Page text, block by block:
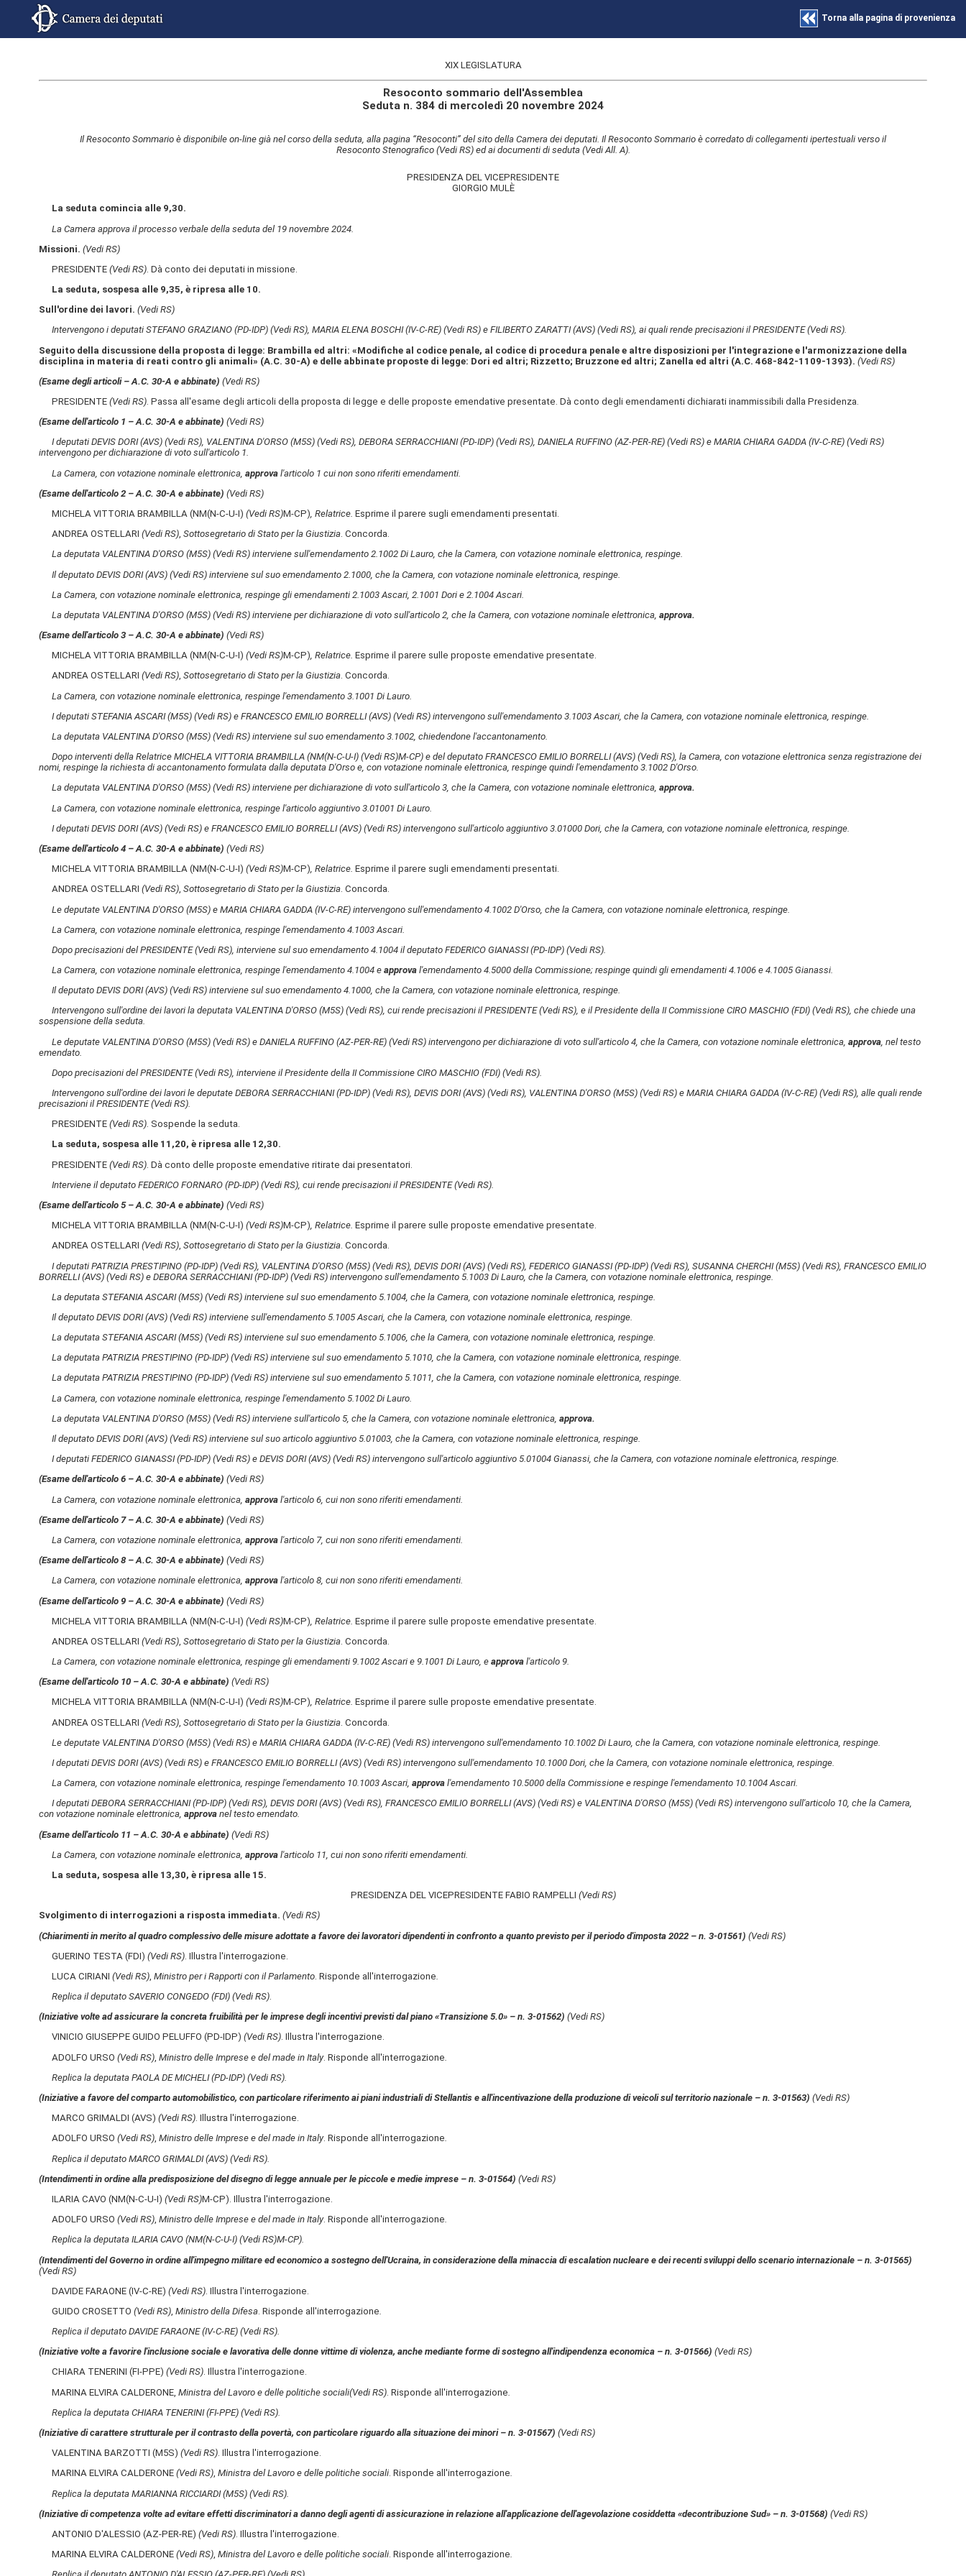
XIX LEGISLATURA
Resoconto sommario dell'Assemblea
Seduta n. 384 di mercoledì 20 novembre 2024
Il Resoconto Sommario è disponibile on-line già nel corso della seduta, alla pagina “Resoconti” del sito della Camera dei deputati. Il Resoconto Sommario è corredato di collegamenti ipertestuali verso il
Resoconto Stenografico (Vedi RS) ed ai documenti di seduta (Vedi All. A).
PRESIDENZA DEL VICEPRESIDENTE
GIORGIO MULÈ
La seduta comincia alle 9,30.
La Camera approva il processo verbale della seduta del 19 novembre 2024.
Missioni. (Vedi RS)
PRESIDENTE (Vedi RS). Dà conto dei deputati in missione.
La seduta, sospesa alle 9,35, è ripresa alle 10.
Sull'ordine dei lavori. (Vedi RS)
Intervengono i deputati STEFANO GRAZIANO (PD-IDP) (Vedi RS), MARIA ELENA BOSCHI (IV-C-RE) (Vedi RS)e FILIBERTO ZARATTI (AVS) (Vedi RS), ai quali rende precisazioni il PRESIDENTE(Vedi RS).
Seguito della discussione della proposta di legge: Brambilla ed altri: «Modifiche al codice penale, al codice di procedura penale e altre disposizioni per l'integrazione e l'armonizzazione della
disciplina in materia di reati contro gli animali» (A.C. 30-A​) e delle abbinate proposte di legge: Dori ed altri; Rizzetto; Bruzzone ed altri; Zanella ed altri (A.C. 468​-842​-1109​-1393​). (Vedi RS)
(Esame degli articoli – A.C. 30-A​ e abbinate) (Vedi RS)
PRESIDENTE (Vedi RS). Passa all'esame degli articoli della proposta di legge e delle proposte emendative presentate. Dà conto degli emendamenti dichiarati inammissibili dalla Presidenza.
(Esame dell'articolo 1 – A.C. 30-A​ e abbinate) (Vedi RS)
I deputati DEVIS DORI (AVS) (Vedi RS), VALENTINA D'ORSO (M5S) (Vedi RS), DEBORA SERRACCHIANI (PD-IDP) (Vedi RS), DANIELA RUFFINO (AZ-PER-RE) (Vedi RS)e MARIA CHIARA GADDA (IV-C-RE) (Vedi RS)
intervengono per dichiarazione di voto sull'articolo 1.
La Camera, con votazione nominale elettronica, approval'articolo 1 cui non sono riferiti emendamenti.
(Esame dell'articolo 2 – A.C. 30-A​ e abbinate) (Vedi RS)
MICHELA VITTORIA BRAMBILLA (NM(N-C-U-I) (Vedi RS)M-CP) , Relatrice. Esprime il parere sugli emendamenti presentati.
ANDREA OSTELLARI (Vedi RS), Sottosegretario di Stato per la Giustizia. Concorda.
La deputata VALENTINA D'ORSO (M5S) (Vedi RS)interviene sull'emendamento 2.1002 Di Lauro, che la Camera, con votazione nominale elettronica, respinge.
Il deputato DEVIS DORI (AVS) (Vedi RS)interviene sul suo emendamento 2.1000, che la Camera, con votazione nominale elettronica, respinge.
La Camera, con votazione nominale elettronica, respinge gli emendamenti 2.1003 Ascari, 2.1001 Dori e 2.1004 Ascari.
La deputata VALENTINA D'ORSO (M5S) (Vedi RS)interviene per dichiarazione di voto sull'articolo 2, che la Camera, con votazione nominale elettronica, approva.
(Esame dell'articolo 3 – A.C. 30-A​ e abbinate) (Vedi RS)
MICHELA VITTORIA BRAMBILLA (NM(N-C-U-I) (Vedi RS)M-CP), Relatrice. Esprime il parere sulle proposte emendative presentate.
ANDREA OSTELLARI (Vedi RS), Sottosegretario di Stato per la Giustizia. Concorda.
La Camera, con votazione nominale elettronica, respinge l'emendamento 3.1001 Di Lauro.
I deputati STEFANIA ASCARI (M5S) (Vedi RS)e FRANCESCO EMILIO BORRELLI (AVS) (Vedi RS)intervengono sull'emendamento 3.1003 Ascari, che la Camera, con votazione nominale elettronica, respinge.
La deputata VALENTINA D'ORSO (M5S) (Vedi RS)interviene sul suo emendamento 3.1002, chiedendone l'accantonamento.
Dopo interventi della Relatrice MICHELA VITTORIA BRAMBILLA (NM(N-C-U-I) (Vedi RS)M-CP) e del deputato FRANCESCO EMILIO BORRELLI (AVS) (Vedi RS), la Camera, con votazione elettronica senza registrazione dei
nomi, respinge la richiesta di accantonamento formulata dalla deputata D'Orso e, con votazione nominale elettronica, respinge quindi l'emendamento 3.1002 D'Orso.
La deputata VALENTINA D'ORSO (M5S) (Vedi RS)interviene per dichiarazione di voto sull'articolo 3, che la Camera, con votazione nominale elettronica, approva.
La Camera, con votazione nominale elettronica, respinge l'articolo aggiuntivo 3.01001 Di Lauro.
I deputati DEVIS DORI (AVS) (Vedi RS)e FRANCESCO EMILIO BORRELLI (AVS) (Vedi RS)intervengono sull'articolo aggiuntivo 3.01000 Dori, che la Camera, con votazione nominale elettronica, respinge.
(Esame dell'articolo 4 – A.C. 30-A​ e abbinate) (Vedi RS)
MICHELA VITTORIA BRAMBILLA (NM(N-C-U-I) (Vedi RS)M-CP), Relatrice. Esprime il parere sugli emendamenti presentati.
ANDREA OSTELLARI (Vedi RS), Sottosegretario di Stato per la Giustizia. Concorda.
Le deputate VALENTINA D'ORSO (M5S) e MARIA CHIARA GADDA (IV-C-RE) intervengono sull'emendamento 4.1002 D'Orso, che la Camera, con votazione nominale elettronica, respinge.
La Camera, con votazione nominale elettronica, respinge l'emendamento 4.1003 Ascari.
Dopo precisazioni del PRESIDENTE(Vedi RS), interviene sul suo emendamento 4.1004 il deputato FEDERICO GIANASSI (PD-IDP) (Vedi RS).
La Camera, con votazione nominale elettronica, respinge l'emendamento 4.1004 e approval'emendamento 4.5000 della Commissione; respinge quindi gli emendamenti 4.1006 e 4.1005 Gianassi.
Il deputato DEVIS DORI (AVS) (Vedi RS)interviene sul suo emendamento 4.1000, che la Camera, con votazione nominale elettronica, respinge.
Intervengono sull'ordine dei lavori la deputata VALENTINA D'ORSO (M5S) (Vedi RS), cui rende precisazioni il PRESIDENTE(Vedi RS), e il Presidente della II Commissione CIRO MASCHIO (FDI) (Vedi RS), che chiede una
sospensione della seduta.
Le deputate VALENTINA D'ORSO (M5S) (Vedi RS)e DANIELA RUFFINO (AZ-PER-RE) (Vedi RS)intervengono per dichiarazione di voto sull'articolo 4, che la Camera, con votazione nominale elettronica, approva, nel testo
emendato.
Dopo precisazioni del PRESIDENTE(Vedi RS), interviene il Presidente della II Commissione CIRO MASCHIO (FDI) (Vedi RS).
Intervengono sull'ordine dei lavori le deputate DEBORA SERRACCHIANI (PD-IDP) (Vedi RS), DEVIS DORI (AVS) (Vedi RS), VALENTINA D'ORSO (M5S) (Vedi RS)e MARIA CHIARA GADDA (IV-C-RE) (Vedi RS), alle quali rende
precisazioni il PRESIDENTE(Vedi RS).
PRESIDENTE (Vedi RS). Sospende la seduta.
La seduta, sospesa alle 11,20, è ripresa alle 12,30.
PRESIDENTE (Vedi RS). Dà conto delle proposte emendative ritirate dai presentatori.
Interviene il deputato FEDERICO FORNARO (PD-IDP) (Vedi RS), cui rende precisazioni il PRESIDENTE(Vedi RS).
(Esame dell'articolo 5 – A.C. 30-A​ e abbinate) (Vedi RS)
MICHELA VITTORIA BRAMBILLA (NM(N-C-U-I) (Vedi RS)M-CP), Relatrice. Esprime il parere sulle proposte emendative presentate.
ANDREA OSTELLARI (Vedi RS), Sottosegretario di Stato per la Giustizia. Concorda.
I deputati PATRIZIA PRESTIPINO (PD-IDP) (Vedi RS), VALENTINA D'ORSO (M5S) (Vedi RS), DEVIS DORI (AVS) (Vedi RS), FEDERICO GIANASSI (PD-IDP) (Vedi RS), SUSANNA CHERCHI (M5S) (Vedi RS), FRANCESCO EMILIO
BORRELLI (AVS) (Vedi RS)e DEBORA SERRACCHIANI (PD-IDP) (Vedi RS)intervengono sull'emendamento 5.1003 Di Lauro, che la Camera, con votazione nominale elettronica, respinge.
La deputata STEFANIA ASCARI (M5S) (Vedi RS)interviene sul suo emendamento 5.1004, che la Camera, con votazione nominale elettronica, respinge.
Il deputato DEVIS DORI (AVS) (Vedi RS)interviene sull'emendamento 5.1005 Ascari, che la Camera, con votazione nominale elettronica, respinge.
La deputata STEFANIA ASCARI (M5S) (Vedi RS)interviene sul suo emendamento 5.1006, che la Camera, con votazione nominale elettronica, respinge.
La deputata PATRIZIA PRESTIPINO (PD-IDP) (Vedi RS)interviene sul suo emendamento 5.1010, che la Camera, con votazione nominale elettronica, respinge.
La deputata PATRIZIA PRESTIPINO (PD-IDP) (Vedi RS)interviene sul suo emendamento 5.1011, che la Camera, con votazione nominale elettronica, respinge.
La Camera, con votazione nominale elettronica, respinge l'emendamento 5.1002 Di Lauro.
La deputata VALENTINA D'ORSO (M5S) (Vedi RS)interviene sull'articolo 5, che la Camera, con votazione nominale elettronica, approva.
Il deputato DEVIS DORI (AVS) (Vedi RS)interviene sul suo articolo aggiuntivo 5.01003, che la Camera, con votazione nominale elettronica, respinge.
I deputati FEDERICO GIANASSI (PD-IDP) (Vedi RS)e DEVIS DORI (AVS) (Vedi RS)intervengono sull'articolo aggiuntivo 5.01004 Gianassi, che la Camera, con votazione nominale elettronica, respinge.
(Esame dell'articolo 6 – A.C. 30-A​ e abbinate) (Vedi RS)
La Camera, con votazione nominale elettronica, approval'articolo 6, cui non sono riferiti emendamenti.
(Esame dell'articolo 7 – A.C. 30-A​ e abbinate) (Vedi RS)
La Camera, con votazione nominale elettronica, approval'articolo 7, cui non sono riferiti emendamenti.
(Esame dell'articolo 8 – A.C. 30-A​ e abbinate) (Vedi RS)
La Camera, con votazione nominale elettronica, approval'articolo 8, cui non sono riferiti emendamenti.
(Esame dell'articolo 9 – A.C. 30-A​ e abbinate) (Vedi RS)
MICHELA VITTORIA BRAMBILLA (NM(N-C-U-I) (Vedi RS)M-CP) , Relatrice. Esprime il parere sulle proposte emendative presentate.
ANDREA OSTELLARI (Vedi RS), Sottosegretario di Stato per la Giustizia . Concorda.
La Camera, con votazione nominale elettronica, respinge gli emendamenti 9.1002 Ascari e 9.1001 Di Lauro, e approval'articolo 9.
(Esame dell'articolo 10 – A.C. 30-A​ e abbinate) (Vedi RS)
MICHELA VITTORIA BRAMBILLA (NM(N-C-U-I) (Vedi RS)M-CP), Relatrice. Esprime il parere sulle proposte emendative presentate.
ANDREA OSTELLARI (Vedi RS), Sottosegretario di Stato per la Giustizia . Concorda.
Le deputate VALENTINA D'ORSO (M5S) (Vedi RS)e MARIA CHIARA GADDA (IV-C-RE) (Vedi RS)intervengono sull'emendamento 10.1002 Di Lauro, che la Camera, con votazione nominale elettronica, respinge.
I deputati DEVIS DORI (AVS) (Vedi RS)e FRANCESCO EMILIO BORRELLI (AVS) (Vedi RS)intervengono sull'emendamento 10.1000 Dori, che la Camera, con votazione nominale elettronica, respinge.
La Camera, con votazione nominale elettronica, respinge l'emendamento 10.1003 Ascari, approval'emendamento 10.5000 della Commissione e respinge l'emendamento 10.1004 Ascari.
I deputati DEBORA SERRACCHIANI (PD-IDP) (Vedi RS), DEVIS DORI (AVS) (Vedi RS), FRANCESCO EMILIO BORRELLI (AVS) (Vedi RS)e VALENTINA D'ORSO (M5S) (Vedi RS)intervengono sull'articolo 10, che la Camera,
con votazione nominale elettronica, approvanel testo emendato.
(Esame dell'articolo 11 – A.C. 30-A​ e abbinate) (Vedi RS)
La Camera, con votazione nominale elettronica, approval'articolo 11, cui non sono riferiti emendamenti.
La seduta, sospesa alle 13,30, è ripresa alle 15.
PRESIDENZA DEL VICEPRESIDENTE FABIO RAMPELLI (Vedi RS)
Svolgimento di interrogazioni a risposta immediata. (Vedi RS)
(Chiarimenti in merito al quadro complessivo delle misure adottate a favore dei lavoratori dipendenti in confronto a quanto previsto per il periodo d'imposta 2022 – n. 3-01561) (Vedi RS)
GUERINO TESTA (FDI) (Vedi RS). Illustra l'interrogazione.
LUCA CIRIANI (Vedi RS), Ministro per i Rapporti con il Parlamento. Risponde all'interrogazione
Replica il deputato SAVERIO CONGEDO (FDI) (Vedi RS).
(Iniziative volte ad assicurare la concreta fruibilità per le imprese degli incentivi previsti dal piano «Transizione 5.0» – n. 3-01562) (Vedi RS)
VINICIO GIUSEPPE GUIDO PELUFFO (PD-IDP) (Vedi RS). Illustra l'interrogazione.
ADOLFO URSO (Vedi RS), Ministro delle Imprese e del made in Italy. Risponde all'interrogazione
Replica la deputata PAOLA DE MICHELI (PD-IDP) (Vedi RS).
(Iniziative a favore del comparto automobilistico, con particolare riferimento ai piani industriali di Stellantis e all'incentivazione della produzione di veicoli sul territorio nazionale – n. 3-01563) (Vedi RS)
MARCO GRIMALDI (AVS) (Vedi RS). Illustra l'interrogazione.
ADOLFO URSO (Vedi RS), Ministro delle Imprese e del made in Italy. Risponde all'interrogazione.
Replica il deputato MARCO GRIMALDI (AVS) (Vedi RS).
(Intendimenti in ordine alla predisposizione del disegno di legge annuale per le piccole e medie imprese – n. 3-01564) (Vedi RS)
ILARIA CAVO (NM(N-C-U-I) (Vedi RS)M-CP). Illustra l'interrogazione.
ADOLFO URSO (Vedi RS), Ministro delle Imprese e del made in Italy. Risponde all'interrogazione.
Replica la deputata ILARIA CAVO (NM(N-C-U-I) (Vedi RS)M-CP).
(Intendimenti del Governo in ordine all'impegno militare ed economico a sostegno dell'Ucraina, in considerazione della minaccia di escalation nucleare e dei recenti sviluppi dello scenario internazionale – n. 3-01565)
(Vedi RS)
DAVIDE FARAONE (IV-C-RE) (Vedi RS). Illustra l'interrogazione.
GUIDO CROSETTO (Vedi RS), Ministro della Difesa . Risponde all'interrogazione
Replica il deputato DAVIDE FARAONE (IV-C-RE) (Vedi RS).
(Iniziative volte a favorire l'inclusione sociale e lavorativa delle donne vittime di violenza, anche mediante forme di sostegno all'indipendenza economica – n. 3-01566) (Vedi RS)
CHIARA TENERINI (FI-PPE) (Vedi RS). Illustra l'interrogazione.
MARINA ELVIRA CALDERONE, Ministra del Lavoro e delle politiche sociali(Vedi RS). Risponde all'interrogazione
Replica la deputata CHIARA TENERINI (FI-PPE) (Vedi RS).
(Iniziative di carattere strutturale per il contrasto della povertà, con particolare riguardo alla situazione dei minori – n. 3-01567) (Vedi RS)
VALENTINA BARZOTTI (M5S) (Vedi RS). Illustra l'interrogazione.
MARINA ELVIRA CALDERONE (Vedi RS), Ministra del Lavoro e delle politiche sociali. Risponde all'interrogazione.
Replica la deputata MARIANNA RICCIARDI (M5S) (Vedi RS).
(Iniziative di competenza volte ad evitare effetti discriminatori a danno degli agenti di assicurazione in relazione all'applicazione dell'agevolazione cosiddetta «decontribuzione Sud» – n. 3-01568) (Vedi RS)
ANTONIO D'ALESSIO (AZ-PER-RE) (Vedi RS). Illustra l'interrogazione.
MARINA ELVIRA CALDERONE (Vedi RS), Ministra del Lavoro e delle politiche sociali. Risponde all'interrogazione.
Torna alla pagina di provenienza